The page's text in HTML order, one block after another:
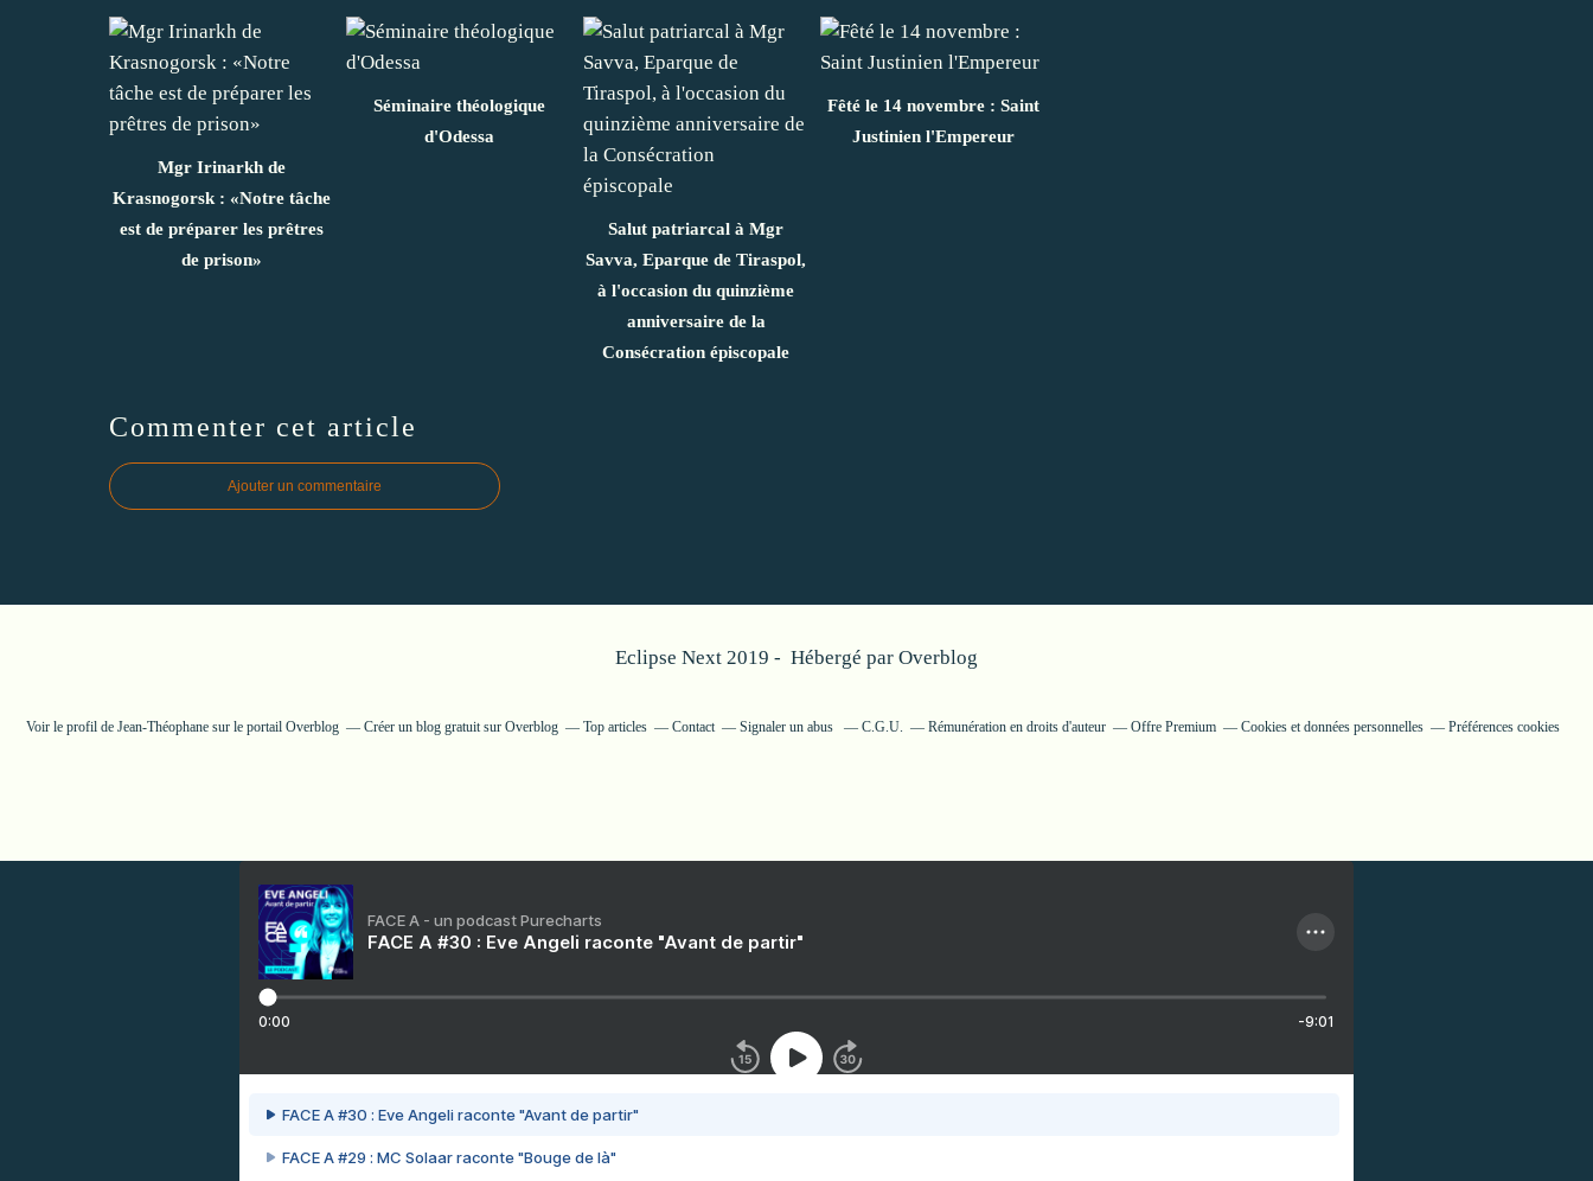
Mgr Irinarkh de
Krasnogorsk : «Notre tâche
est de préparer les prêtres
de prison»
Séminaire théologique
d'Odessa
Salut patriarcal à Mgr
Savva, Eparque de Tiraspol,
à l'occasion du quinzième
anniversaire de la
Consécration épiscopale
Fêté le 14 novembre : Saint
Justinien l'Empereur
Commenter cet article
Ajouter un commentaire
Eclipse Next 2019 - Hébergé par Overblog
Voir le profil de Jean-Théophane sur le portail Overblog Créer un blog gratuit sur Overblog Top articles Contact Signaler un abus C.G.U. Rémunération en droits d'auteur Offre Premium Cookies et données personnelles Préférences cookies
FACE A - un podcast Purecharts
FACE A #30 : Eve Angeli raconte "Avant de partir"
0:00 -9:01
FACE A #30 : Eve Angeli raconte "Avant de partir"
FACE A #29 : MC Solaar raconte "Bouge de là"